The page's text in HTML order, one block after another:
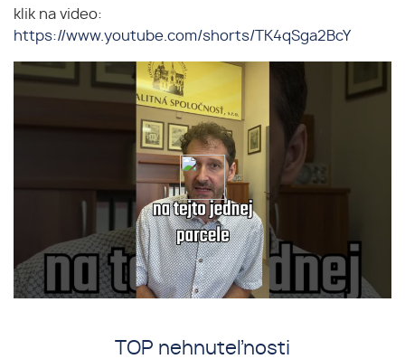
klik na video:
https://www.youtube.com/shorts/TK4qSga2BcY
TOP nehnuteľnosti